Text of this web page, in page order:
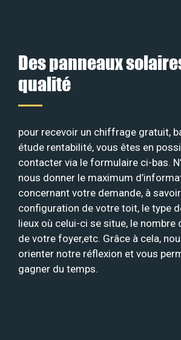
Des panneaux
qualité
pour recevoir un chiffrage gratuit,
étude rentabilité, vous êtes en
contacter via le formulaire ci-bas.
nous donner le maximum
concernant votre demande, à
configuration de votre toit, le type
lieux où celui-ci se situe, le nombre
de votre foyer,etc. Grâce à cela,
orienter notre réflexion et vous
gagner du temps.